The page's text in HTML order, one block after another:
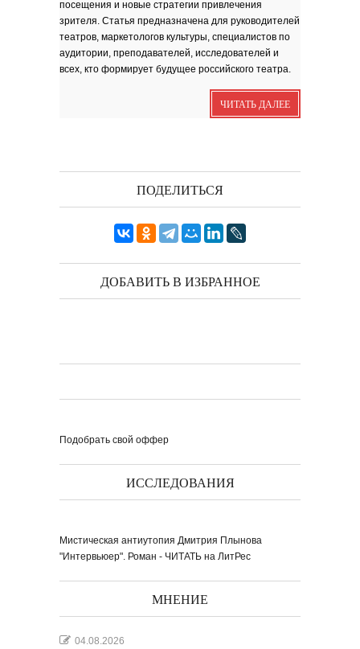
Я видела бога
забившимся в угол...
Исповедь 5. ''ГРИНЧ''
Исповедь 4. ''ПАРФЮМЕР''
Исповедь 3.
КЛАУЗУРА
'Комсомольской
правде'
Мультипликационный ролик о книге
посещения и новые стратегии привлечения
зрителя. Статья предназначена для руководителей
театров, маркетологов культуры, специалистов по
аудитории, преподавателей, исследователей и
всех, кто формирует будущее российского театра.
ЧИТАТЬ ДАЛЕЕ
ПОДЕЛИТЬСЯ
ДОБАВИТЬ В ИЗБРАННОЕ
Подобрать свой оффер
ИССЛЕДОВАНИЯ
Мистическая антиутопия Дмитрия Плынова
"Интервьюер". Роман - ЧИТАТЬ на ЛитРес
МНЕНИЕ
04.08.2026